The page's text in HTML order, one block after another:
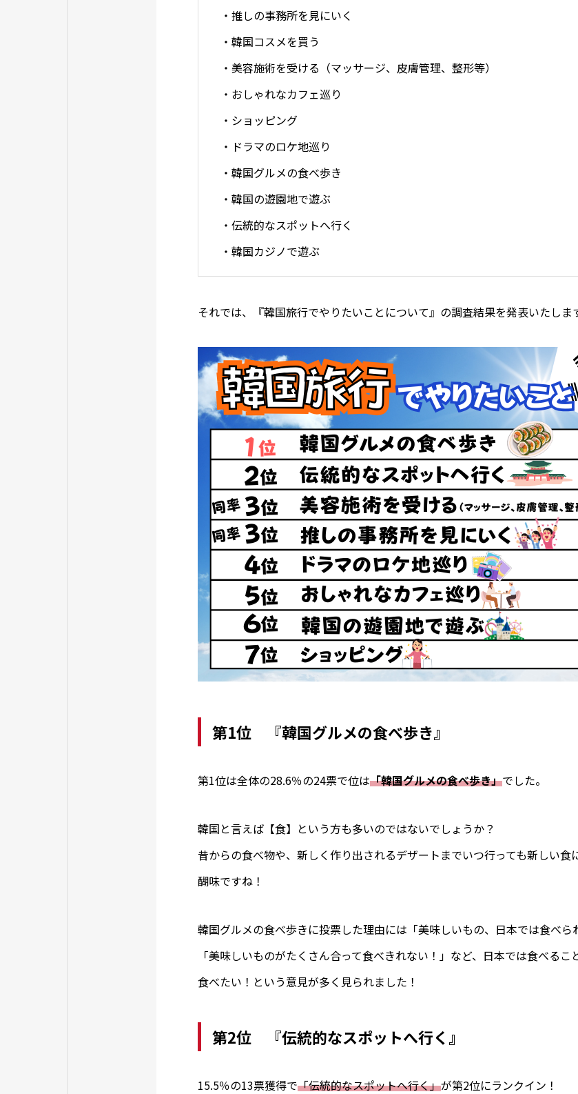
・推しの事務所を見にいく
・韓国コスメを買う
・美容施術を受ける（マッサージ、皮膚管理、整形等）
・おしゃれなカフェ巡り
・ショッピング
・ドラマのロケ地巡り
・韓国グルメの食べ歩き
・韓国の遊園地で遊ぶ
・伝統的なスポットへ行く
・韓国カジノで遊ぶ
それでは、『韓国旅行でやりたいことについて』の調査結果を発表いたしま
第1位 『韓国グルメの食べ歩き』
第1位は全体の28.6％の24票で位は「韓国グルメの食べ歩き」でした。
韓国と言えば【食】という方も多いのではないでしょうか？
昔からの食べ物や、新しく作り出されるデザートまでいつ行っても新しい食
醐味ですね！
韓国グルメの食べ歩きに投票した理由には「美味しいもの、日本では食べら
「美味しいものがたくさん合って食べきれない！」など、日本では食べる
食べたい！という意見が多く見られました！
第2位 『伝統的なスポットへ行く』
15.5％の13票獲得で「伝統的なスポットへ行く」が第2位にランクイン！